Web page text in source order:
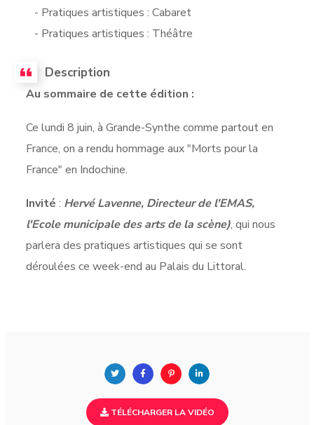
- Pratiques artistiques : Cabaret
- Pratiques artistiques : Théâtre
Description
Au sommaire de cette édition :
Ce lundi 8 juin, à Grande-Synthe comme partout en
France, on a rendu hommage aux "Morts pour la
France" en Indochine.
Invité : Hervé Lavenne, Directeur de l'EMAS,
l'Ecole municipale des arts de la scène), qui nous
parlera des pratiques artistiques qui se sont
déroulées ce week-end au Palais du Littoral.
TÉLÉCHARGER LA VIDÉO